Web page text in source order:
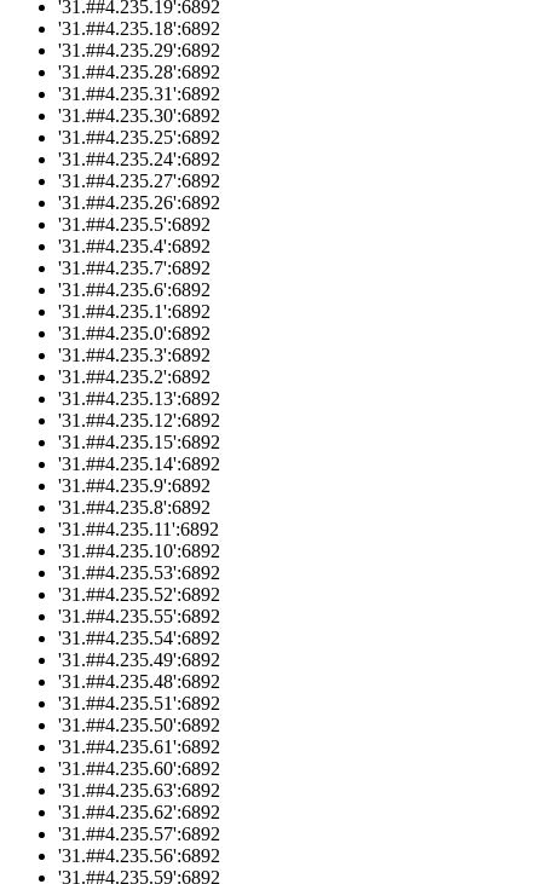
'31.##4.235.19':6892
'31.##4.235.18':6892
'31.##4.235.29':6892
'31.##4.235.28':6892
'31.##4.235.31':6892
'31.##4.235.30':6892
'31.##4.235.25':6892
'31.##4.235.24':6892
'31.##4.235.27':6892
'31.##4.235.26':6892
'31.##4.235.5':6892
'31.##4.235.4':6892
'31.##4.235.7':6892
'31.##4.235.6':6892
'31.##4.235.1':6892
'31.##4.235.0':6892
'31.##4.235.3':6892
'31.##4.235.2':6892
'31.##4.235.13':6892
'31.##4.235.12':6892
'31.##4.235.15':6892
'31.##4.235.14':6892
'31.##4.235.9':6892
'31.##4.235.8':6892
'31.##4.235.11':6892
'31.##4.235.10':6892
'31.##4.235.53':6892
'31.##4.235.52':6892
'31.##4.235.55':6892
'31.##4.235.54':6892
'31.##4.235.49':6892
'31.##4.235.48':6892
'31.##4.235.51':6892
'31.##4.235.50':6892
'31.##4.235.61':6892
'31.##4.235.60':6892
'31.##4.235.63':6892
'31.##4.235.62':6892
'31.##4.235.57':6892
'31.##4.235.56':6892
'31.##4.235.59':6892